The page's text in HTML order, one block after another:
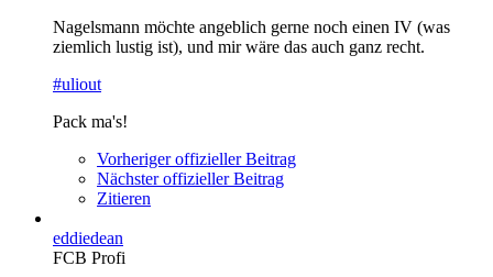
Nagelsmann möchte angeblich gerne noch einen IV (was
ziemlich lustig ist), und mir wäre das auch ganz recht.
#uliout
Pack ma's!
Vorheriger offizieller Beitrag
Nächster offizieller Beitrag
Zitieren
eddiedean
FCB Profi